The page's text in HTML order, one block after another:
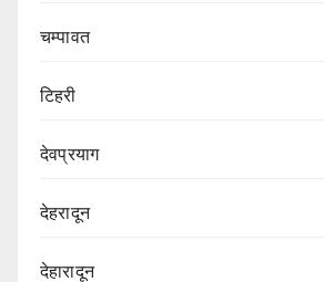
चम्पावत
टिहरी
देवप्रयाग
देहरादून
देहारादून